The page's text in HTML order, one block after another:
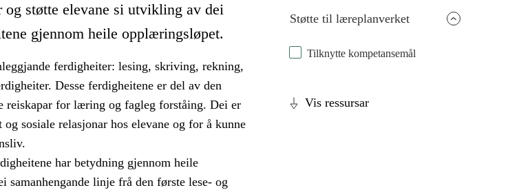
Støtte til læreplanverket
Tilknytte kompetansemål
Vis ressursar
støtte elevane si utvikling av dei
gjennom heile opplæringsløpet.
ferdigheiter: lesing, skriving, rekning,
Desse ferdigheitene er del av den
reiskapar for læring og fagleg forståing. Dei er
sosiale relasjonar hos elevane og for å kunne
har betydning gjennom heile
linje frå den første lese- og